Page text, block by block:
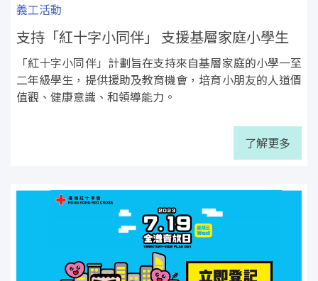
義工活動
支持「紅十字小同伴」 支援基層家庭小學生
「紅十字小同伴」計劃旨在支持來自基層家庭的小學一至
二年級學生，提供援助及教育機會，培育小朋友的人道價
值觀、健康意識、和領導能力。
了解更多